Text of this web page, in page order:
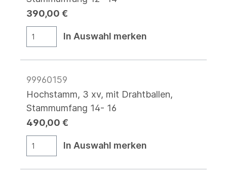
390,00 €
In Auswahl merken
99960159
Hochstamm, 3 xv, mit Drahtballen,
Stammumfang 14- 16
490,00 €
In Auswahl merken